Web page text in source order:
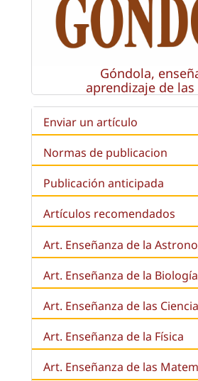
Góndola,
aprendizaje de las
Enviar un artículo
Normas de publicacion
Publicación anticipada
Artículos recomendados
Art. Enseñanza de la
Art. Enseñanza de la Biología
Art. Enseñanza de las
Art. Enseñanza de la Física
Art. Enseñanza de las